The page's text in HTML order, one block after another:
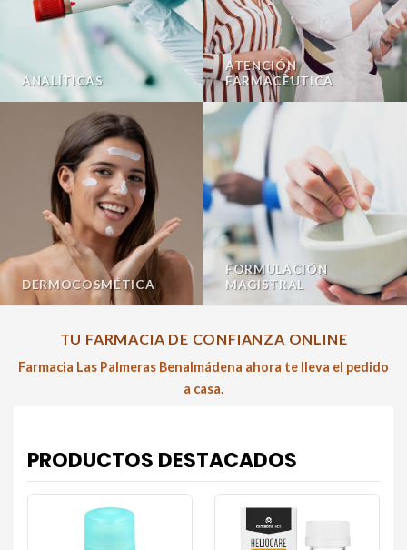
ANALÍTICAS
ATENCIÓN
FARMACÉUTICA
DERMOCOSMÉTICA
FORMULACIÓN
MAGISTRAL
TU FARMACIA DE CONFIANZA ONLINE
Farmacia Las Palmeras Benalmádena ahora te lleva el pedido
a casa.